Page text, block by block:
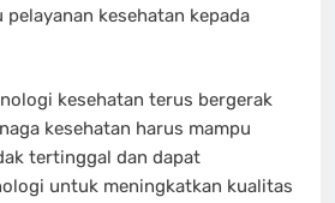
kesehatan kepada
kesehatan terus bergerak
kesehatan harus mampu
tertinggal dan dapat
untuk meningkatkan kualitas